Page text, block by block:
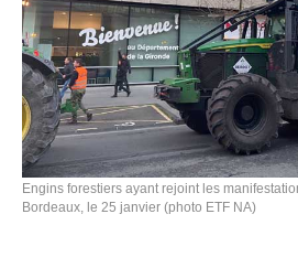
Engins forestiers ayant rejoint les
Bordeaux, le 25 janvier (photo ETF NA)